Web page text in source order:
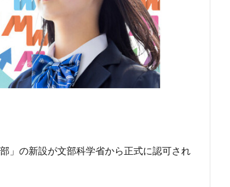
」の新設が文部科学省から正式に認可され